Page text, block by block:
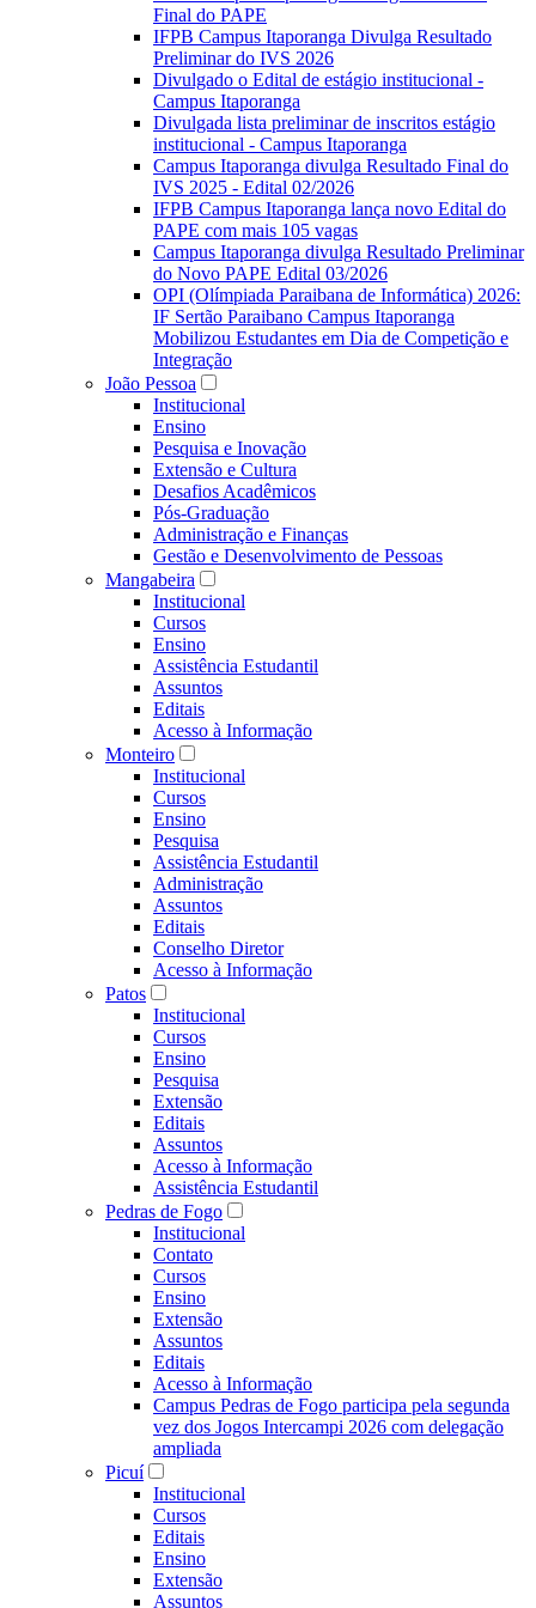
Final do PAPE
IFPB Campus Itaporanga Divulga Resultado
Preliminar do IVS 2026
Divulgado o Edital de estágio institucional -
Campus Itaporanga
Divulgada lista preliminar de inscritos estágio
institucional - Campus Itaporanga
Campus Itaporanga divulga Resultado Final do
IVS 2025 - Edital 02/2026
IFPB Campus Itaporanga lança novo Edital do
PAPE com mais 105 vagas
Campus Itaporanga divulga Resultado Preliminar
do Novo PAPE Edital 03/2026
OPI (Olímpiada Paraibana de Informática) 2026:
IF Sertão Paraibano Campus Itaporanga
Mobilizou Estudantes em Dia de Competição e
Integração
João Pessoa
Institucional
Ensino
Pesquisa e Inovação
Extensão e Cultura
Desafios Acadêmicos
Pós-Graduação
Administração e Finanças
Gestão e Desenvolvimento de Pessoas
Mangabeira
Institucional
Cursos
Ensino
Assistência Estudantil
Assuntos
Editais
Acesso à Informação
Monteiro
Institucional
Cursos
Ensino
Pesquisa
Assistência Estudantil
Administração
Assuntos
Editais
Conselho Diretor
Acesso à Informação
Patos
Institucional
Cursos
Ensino
Pesquisa
Extensão
Editais
Assuntos
Acesso à Informação
Assistência Estudantil
Pedras de Fogo
Institucional
Contato
Cursos
Ensino
Extensão
Assuntos
Editais
Acesso à Informação
Campus Pedras de Fogo participa pela segunda
vez dos Jogos Intercampi 2026 com delegação
ampliada
Picuí
Institucional
Cursos
Editais
Ensino
Extensão
Assuntos